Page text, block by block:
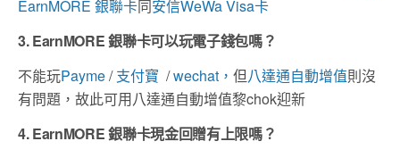
EarnMORE 銀聯卡同安信WeWa Visa卡
3. EarnMORE 銀聯卡可以玩電子錢包嗎？
不能玩Payme/支付寶 /wechat， 但八達通自動增值則沒
有問題，故此可用八達通自動增值黎chok迎新
4. EarnMORE 銀聯卡現金回贈有上限嗎？